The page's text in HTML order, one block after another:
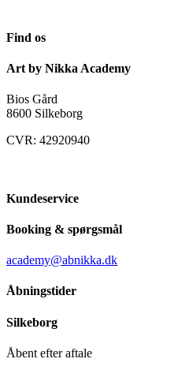
Find os
Art by Nikka Academy
Bios Gård
8600 Silkeborg
CVR: 42920940
Kundeservice
Booking & spørgsmål
academy@abnikka.dk
Åbningstider
Silkeborg
Åbent efter aftale